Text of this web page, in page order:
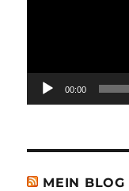
00:00
MEIN BLOG